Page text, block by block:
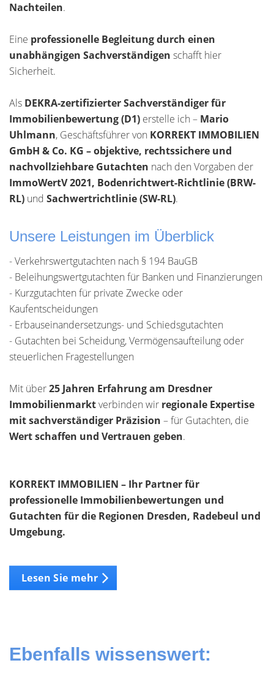
Nachteilen.
Eine professionelle Begleitung durch einen
unabhängigen Sachverständigen schafft hier
Sicherheit.
Als DEKRA-zertifizierter Sachverständiger für
Immobilienbewertung (D1) erstelle ich – Mario
Uhlmann, Geschäftsführer von KORREKT IMMOBILIEN
GmbH & Co. KG – objektive, rechtssichere und
nachvollziehbare Gutachten nach den Vorgaben der
ImmoWertV 2021, Bodenrichtwert-Richtlinie (BRW-
RL) und Sachwertrichtlinie (SW-RL).
Unsere Leistungen im Überblick
- Verkehrswertgutachten nach § 194 BauGB
- Beleihungswertgutachten für Banken und Finanzierungen
- Kurzgutachten für private Zwecke oder
Kaufentscheidungen
- Erbauseinandersetzungs- und Schiedsgutachten
- Gutachten bei Scheidung, Vermögensaufteilung oder
steuerlichen Fragestellungen
Mit über25 Jahren Erfahrung am Dresdner
Immobilienmarktverbinden wir regionale Expertise
mit sachverständiger Präzision – für Gutachten, die
Wert schaffen und Vertrauen geben.
KORREKT IMMOBILIEN – Ihr Partner für
professionelle Immobilienbewertungen und
Gutachten für die Regionen Dresden, Radebeul und
Umgebung.
Lesen Sie mehr
Ebenfalls wissenswert: